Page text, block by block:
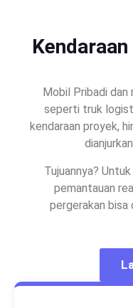
Mobil Pribadi dan
seperti truk
kendaraan proyek,
Tujuannya?
pemantauan
pergerakan bisa